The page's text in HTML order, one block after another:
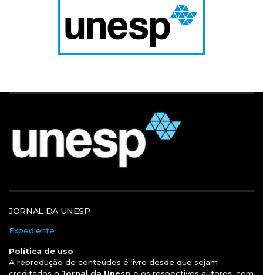
JORNAL DA UNESP
Expediente
Política de uso
A reprodução de conteúdos é livre desde que sejam